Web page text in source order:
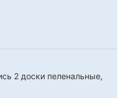
2 доски пеленальные,